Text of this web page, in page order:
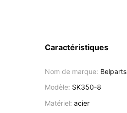
Caractéristiques
Nom de marque: Belparts
Modèle: SK350-8
Matériel: acier